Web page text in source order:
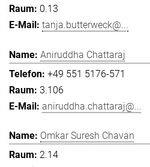
0.13
tanja.butterweck@...
Aniruddha Chattaraj
+49 551 5176-571
3.106
aniruddha.chattaraj@...
Omkar Suresh Chavan
2.14